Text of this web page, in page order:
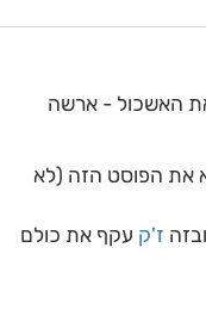
האשכול - ארשה
את הפוסט הזה (לא
ז'ק עקף את כולם